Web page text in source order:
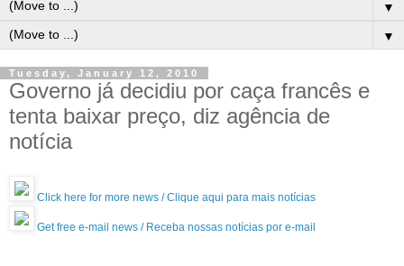
▼
▼
Tuesday, January 12, 2010
Governo já decidiu por caça francês e
tenta baixar preço, diz agência de
notícia
Click here for more news / Clique aqui para mais notícias
Get free e-mail news / Receba nossas notícias por e-mail